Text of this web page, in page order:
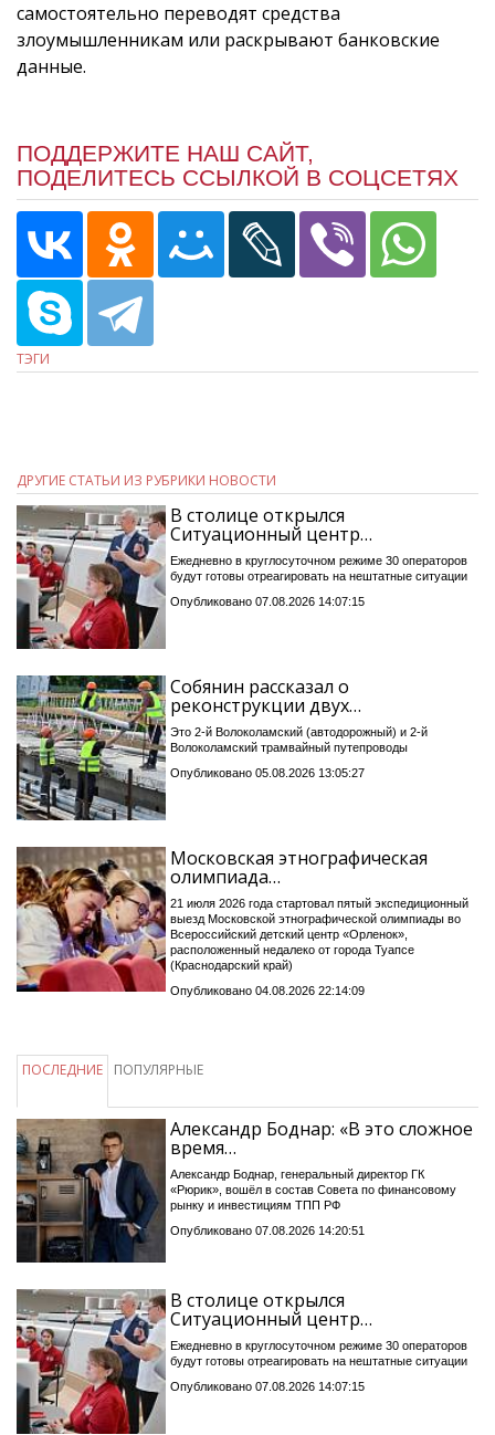
самостоятельно переводят средства
злоумышленникам или раскрывают банковские
данные.
ПОДДЕРЖИТЕ НАШ САЙТ,
ПОДЕЛИТЕСЬ ССЫЛКОЙ В СОЦСЕТЯХ
ТЭГИ
ДРУГИЕ СТАТЬИ ИЗ РУБРИКИ НОВОСТИ
В столице открылся
Ситуационный центр…
Ежедневно в круглосуточном режиме 30 операторов
будут готовы отреагировать на нештатные ситуации
Опубликовано 07.08.2026 14:07:15
Собянин рассказал о
реконструкции двух…
Это 2-й Волоколамский (автодорожный) и 2-й
Волоколамский трамвайный путепроводы
Опубликовано 05.08.2026 13:05:27
Московская этнографическая
олимпиада…
21 июля 2026 года стартовал пятый экспедиционный
выезд Московской этнографической олимпиады во
Всероссийский детский центр «Орленок»,
расположенный недалеко от города Туапсе
(Краснодарский край)
Опубликовано 04.08.2026 22:14:09
ПОСЛЕДНИЕ ПОПУЛЯРНЫЕ
Александр Боднар: «В это сложное
время…
Александр Боднар, генеральный директор ГК
«Рюрик», вошёл в состав Совета по финансовому
рынку и инвестициям ТПП РФ
Опубликовано 07.08.2026 14:20:51
В столице открылся
Ситуационный центр…
Ежедневно в круглосуточном режиме 30 операторов
будут готовы отреагировать на нештатные ситуации
Опубликовано 07.08.2026 14:07:15